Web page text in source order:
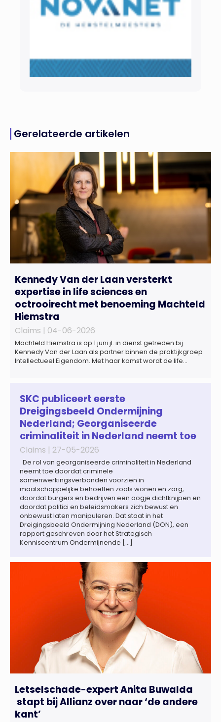
Gerelateerde artikelen
Kennedy Van der Laan versterkt
expertise in life sciences en
octrooirecht met benoeming Machteld
Hiemstra
Claims | 04-06-2026
Machteld Hiemstra is op 1 juni jl. in dienst getreden bij
Kennedy Van der Laan als partner binnen de praktijkgroep
Intellectueel Eigendom. Met haar komst wordt de life
regelgeving relevant voor de life sciences sector en de […]
SKC publiceert eerste
Dreigingsbeeld Ondermijning
Nederland; Georganiseerde
criminaliteit in Nederland neemt toe
Claims | 27-05-2026
De rol van georganiseerde criminaliteit in Nederland
neemt toe doordat criminele
samenwerkingsverbanden voorzien in
maatschappelijke behoeften zoals wonen en zorg,
doordat burgers en bedrijven een oogje dichtknijpen en
doordat politici en beleidsmakers zich bewust en
onbewust laten manipuleren. Dat staat in het
Dreigingsbeeld Ondermijning Nederland (DON), een
rapport geschreven door het Strategisch
Kenniscentrum Ondermijnende […]
Letselschade-expert Anita Buwalda
stapt bij Allianz over naar ‘de andere
kant’